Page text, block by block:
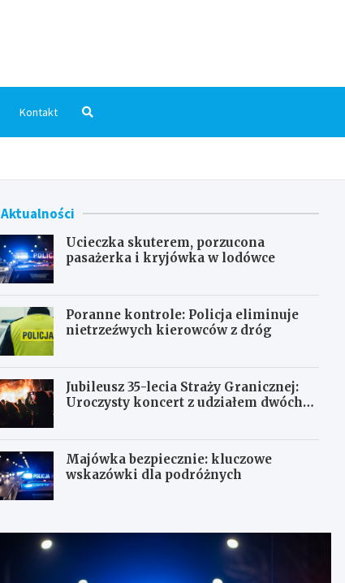
Kontakt
Aktualności
Ucieczka skuterem, porzucona
pasażerka i kryjówka w lodówce
Poranne kontrole: Policja eliminuje
nietrzeźwych kierowców z dróg
Jubileusz 35-lecia Straży Granicznej:
Uroczysty koncert z udziałem dwóch
Majówka bezpiecznie: kluczowe
wskazówki dla podróżnych